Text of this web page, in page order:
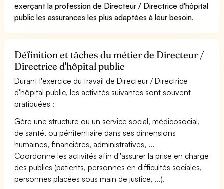
exerçant la profession de Directeur / Directrice d'hôpital
public les assurances les plus adaptées à leur besoin.
Définition et tâches du métier de Directeur /
Directrice d'hôpital public
Durant l'exercice du travail de Directeur / Directrice
d'hôpital public, les activités suivantes sont souvent
pratiquées :
Gère une structure ou un service social, médicosocial,
de santé, ou pénitentiaire dans ses dimensions
humaines, financières, administratives, ...
Coordonne les activités afin d''assurer la prise en charge
des publics (patients, personnes en difficultés sociales,
personnes placées sous main de justice, ...).